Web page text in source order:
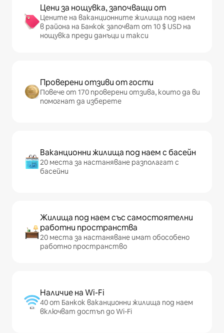
Цени за нощувка, започващи от
Цените на ваканционните жилища под наем
в района на Банкок започват от 10 $ USD на
нощувка преди данъци и такси
Проверени отзиви от гости
Повече от 170 проверени отзива, които да ви
помогнат да изберете
Ваканционни жилища под наем с басейн
20 места за настаняване разполагат с
басейни
Жилища под наем със самостоятелни
работни пространства
20 места за настаняване имат обособено
работно пространство
Наличие на Wi-Fi
40 от Банкок ваканционни жилища под наем
включват достъп до Wi-Fi